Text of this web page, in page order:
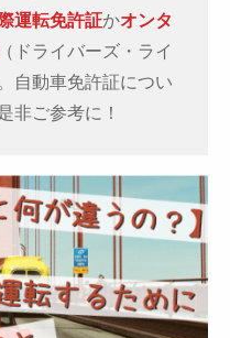
運転免許証かオンタ
（ドライバーズ・ライ
自動車免許証につい
非ご参考に！